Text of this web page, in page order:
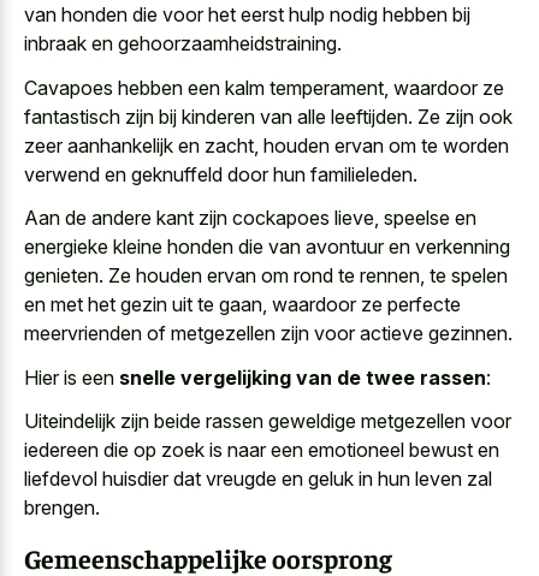
van honden die voor het eerst hulp nodig hebben bij
inbraak en gehoorzaamheidstraining.
Cavapoes hebben een kalm temperament, waardoor ze
fantastisch zijn bij kinderen van alle leeftijden. Ze zijn ook
zeer aanhankelijk en zacht, houden ervan om te worden
verwend en geknuffeld door hun familieleden.
Aan de andere kant zijn cockapoes lieve, speelse en
energieke kleine honden die van avontuur en verkenning
genieten. Ze houden ervan om rond te rennen, te spelen
en met het gezin uit te gaan, waardoor ze perfecte
meervrienden of metgezellen zijn voor actieve gezinnen.
Hier is een snelle vergelijking van de twee rassen:
Uiteindelijk zijn beide rassen geweldige metgezellen voor
iedereen die op zoek is naar een emotioneel bewust en
liefdevol huisdierdat vreugde en geluk in hun leven zal
brengen.
Gemeenschappelijke oorsprong